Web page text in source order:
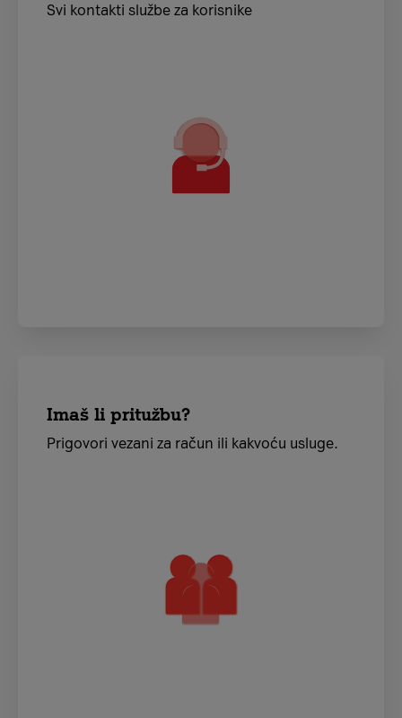
Svi kontakti službe za korisnike
Imaš li pritužbu?
Prigovori vezani za račun ili kakvoću usluge.